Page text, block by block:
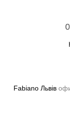
Fabiano Львів